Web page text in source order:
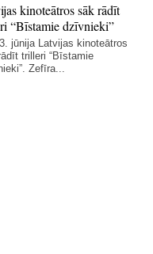
kinoteātros sāk rādīt
“Bīstamie dzīvnieki”
jūnija Latvijas kinoteātros
trilleri “Bīstamie
Zefīra...